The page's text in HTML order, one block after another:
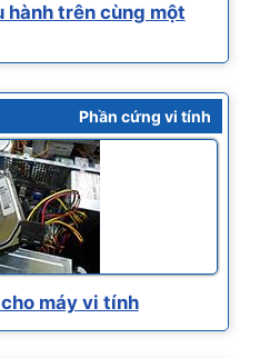
hành trên cùng một
Phần cứng vi tính
máy vi tính